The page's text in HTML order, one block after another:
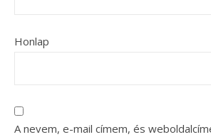
Honlap
A nevem, e-mail címem, és